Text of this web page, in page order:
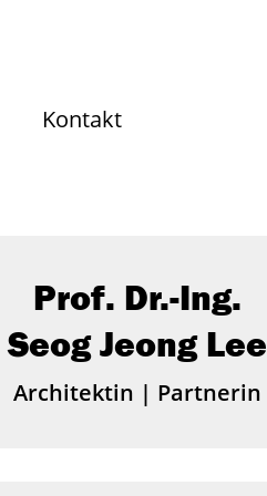
Kontakt
Prof. Dr.-Ing.
Seog Jeong Lee
Architektin | Partnerin